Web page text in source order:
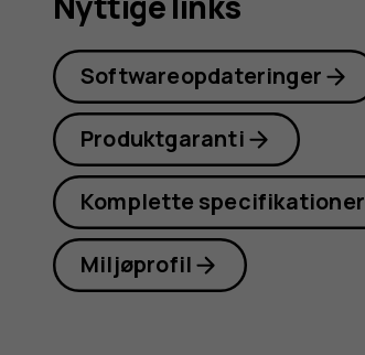
Softwareopdateringer
Produktgaranti
Komplette specifikationer
Miljøprofil